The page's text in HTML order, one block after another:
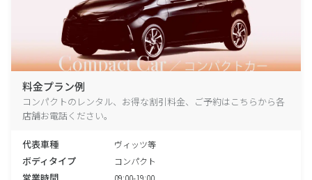
料金プラン例
コンパクトのレンタル、お得な割引料金、ご予約はこちらから各
店舗お電話ください。
代表車種 ヴィッツ等
ボディタイプ コンパクト
09:00-19:00